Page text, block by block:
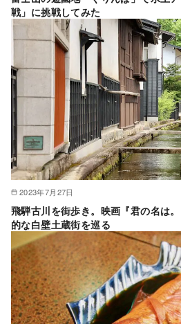
戦」に挑戦してみた
2023年7月27日
飛騨古川を街歩き。映画『君の名は
的な白壁土蔵街を巡る